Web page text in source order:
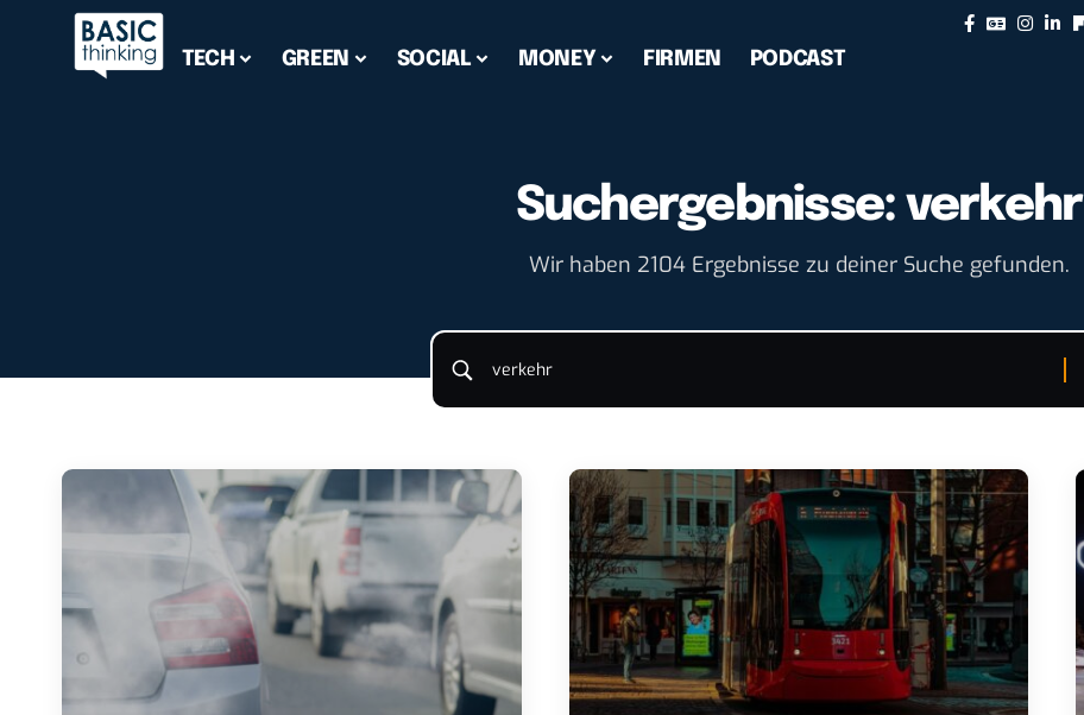
TECH GREEN SOCIAL MONEY FIRMEN PODCAST
Suchergebnisse: verkehr
Wir haben 2104 Ergebnisse zu deiner Suche gefunden.